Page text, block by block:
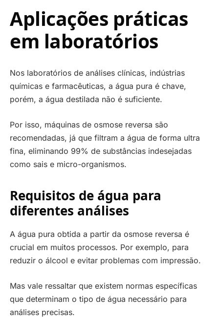
Aplicações práticas
em laboratórios
Nos laboratórios de análises clínicas, indústrias
químicas e farmacêuticas, a água pura é chave,
porém, a água destilada não é suficiente.
Por isso, máquinas de osmose reversa são
recomendadas, já que filtram a água de forma ultra
fina, eliminando 99% de substâncias indesejadas
como sais e micro-organismos.
Requisitos de água para
diferentes análises
A água pura obtida a partir da osmose reversa é
crucial em muitos processos. Por exemplo, para
reduzir o álcool e evitar problemas com impressão.
Mas vale ressaltar que existem normas específicas
que determinam o tipo de água necessário para
análises precisas.